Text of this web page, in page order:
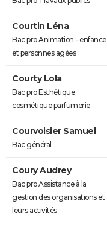
Courtin Léna
Bac pro Animation - enfance
et personnes agées
Courty Lola
Bac pro Esthétique
cosmétique parfumerie
Courvoisier Samuel
Bac général
Coury Audrey
Bac pro Assistance à la
gestion des organisations et
leurs activités